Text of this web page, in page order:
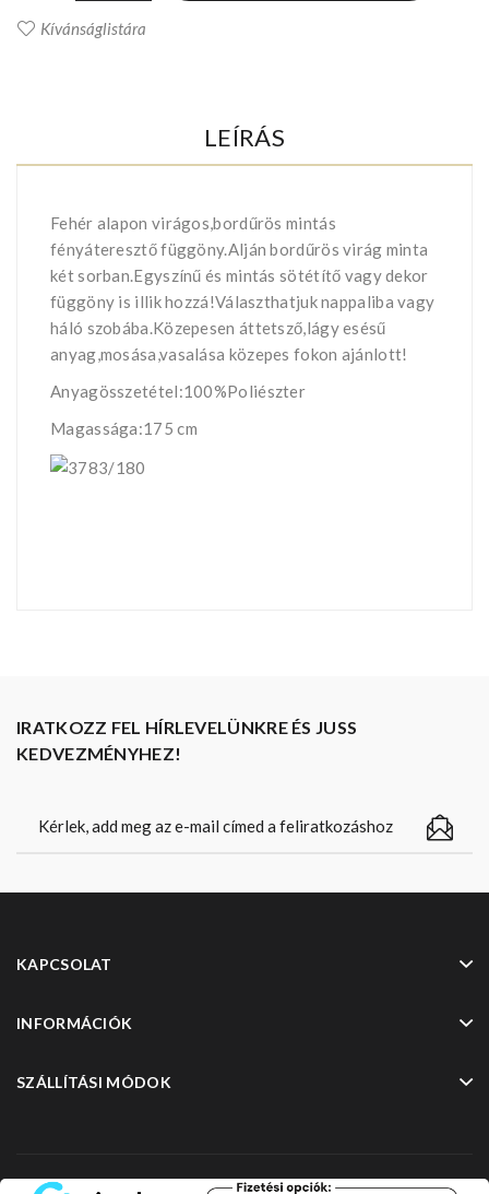
Kívánságlistára
LEÍRÁS
Fehér alapon virágos,bordűrös mintás
fényáteresztő függöny.Alján bordűrös virág minta
két sorban.Egyszínű és mintás sötétítő vagy dekor
függöny is illik hozzá!Választhatjuk nappaliba vagy
háló szobába.Közepesen áttetsző,lágy esésű
anyag,mosása,vasalása közepes fokon ajánlott!
Anyagösszetétel:100%Poliészter
Magassága:175 cm
IRATKOZZ FEL HÍRLEVELÜNKRE ÉS JUSS
KEDVEZMÉNYHEZ!
KAPCSOLAT
INFORMÁCIÓK
SZÁLLÍTÁSI MÓDOK